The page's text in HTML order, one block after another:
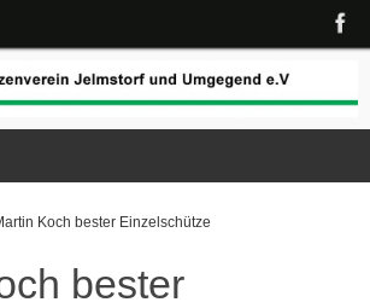
Koch bester Einzelschütze
bester